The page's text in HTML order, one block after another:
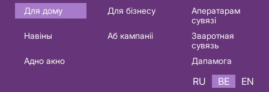
Основная
навигация
Для дому Для бізнесу
Аператарам
сувязі
Навіны
Аб кампаніі
Зваротная
сувязь
Адно акно
Дапамога
RU BE EN